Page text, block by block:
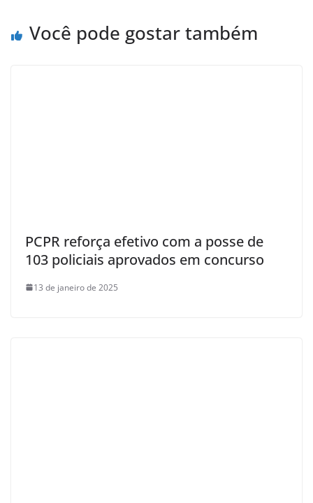
Você pode gostar também
PCPR reforça efetivo com a posse de
103 policiais aprovados em concurso
13 de janeiro de 2025